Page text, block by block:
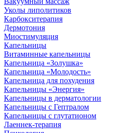
Уколы липолитиков
Карбокситерапия
Дермотония
Миостимуляция
Капельницы
Витаминные капельницы
Капельница «Золушка»
Капельница «Молодость»
Капельница для похудения
Капельницы «Энергия»
Капельницы в дерматологии
Капельницы с Гептралом
Капельницы с глутатионом
Лаеннек-терапия